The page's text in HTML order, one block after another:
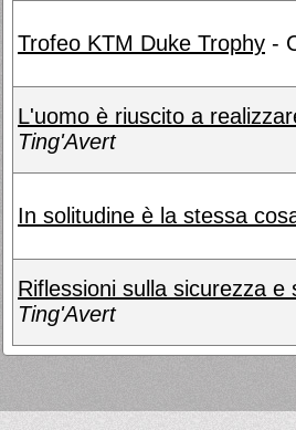
Trofeo KTM Duke Trophy -
L'uomo è riuscito a
Ting'Avert
In solitudine è la stessa
Riflessioni sulla sicurezza e
Ting'Avert